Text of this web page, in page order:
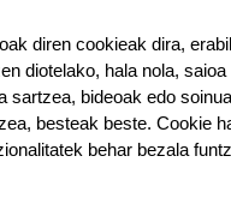
Hemen
diren cookieak dira,
diotelako, hala nola, saioa
sartzea, bideoak edo
besteak beste. Cookie
behar bezala